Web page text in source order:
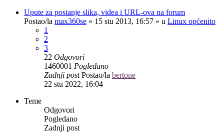
Upute za postanje slika, videa i URL-ova na forum
Postao/la max360se » 15 stu 2013, 16:57 » u Linux općenito
1
2
3
22 Odgovori
1460001 Pogledano
Zadnji postPostao/la bertone
22 stu 2022, 16:04
Teme
Odgovori
Pogledano
Zadnji post